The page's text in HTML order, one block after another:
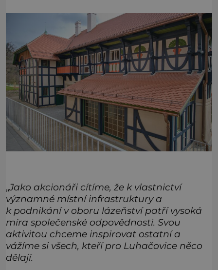
„Jako akcionáři cítíme, že k vlastnictví
významné místní infrastruktury a
k podnikání v oboru lázeňství patří vysoká
míra společenské odpovědnosti. Svou
aktivitou chceme inspirovat ostatní a
vážíme si všech, kteří pro Luhačovice něco
dělají.